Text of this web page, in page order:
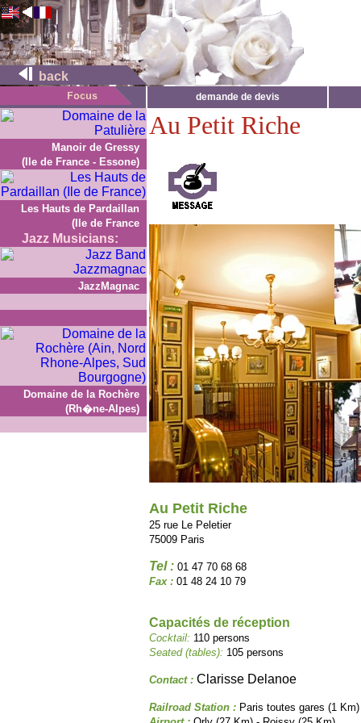
back
demande de devis
Manoir de Gressy
(Ile de France - Essone)
Les Hauts de Pardaillan
(Ile de France
Jazz Musicians:
JazzMagnac
Domaine de la Rochère
(Rh�ne-Alpes)
Au Petit Riche
Au Petit Riche
25 rue Le Peletier
75009 Paris
Tel : 01 47 70 68 68
Fax : 01 48 24 10 79
Capacités de réception
Cocktail: 110 persons
Seated (tables): 105 persons
Contact : Clarisse Delanoe
Railroad Station : Paris toutes gares (1 Km)